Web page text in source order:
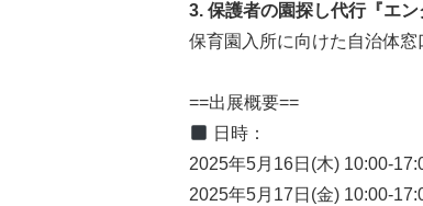
3. 保護者の園探し代行『エン
保育園入所に向けた自治体
==出展概要==
日時：
2025年5月16日(木) 10:00-
2025年5月17日(金) 10:00-